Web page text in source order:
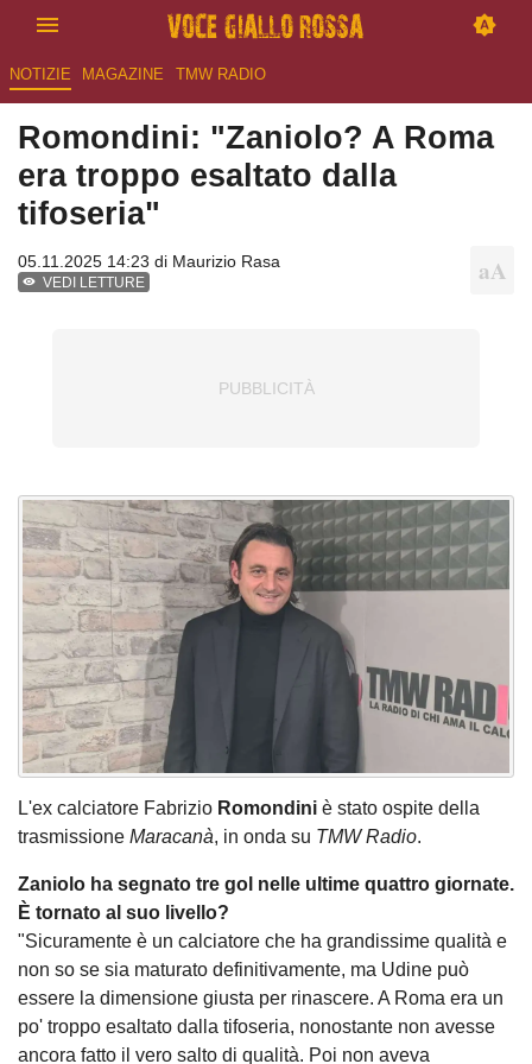
NOTIZIE MAGAZINE TMW RADIO
Romondini: "Zaniolo? A Roma
era troppo esaltato dalla
tifoseria"
05.11.2025 14:23 di Maurizio Rasa
VEDI LETTURE
L'ex calciatore Fabrizio Romondini è stato ospite della
trasmissione Maracanà, in onda su TMW Radio.
Zaniolo ha segnato tre gol nelle ultime quattro giornate.
È tornato al suo livello?
"Sicuramente è un calciatore che ha grandissime qualità e
non so se sia maturato definitivamente, ma Udine può
essere la dimensione giusta per rinascere. A Roma era un
po' troppo esaltato dalla tifoseria, nonostante non avesse
ancora fatto il vero salto di qualità. Poi non aveva